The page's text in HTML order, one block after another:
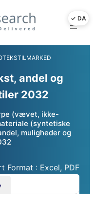
andel og
2032
(vævet, ikke-
(syntetiske
muligheder og
Format : Excel, PDF